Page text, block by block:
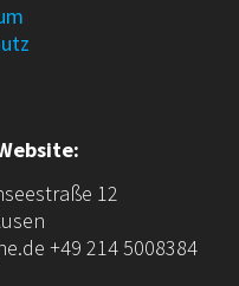
12
+49 214 5008384